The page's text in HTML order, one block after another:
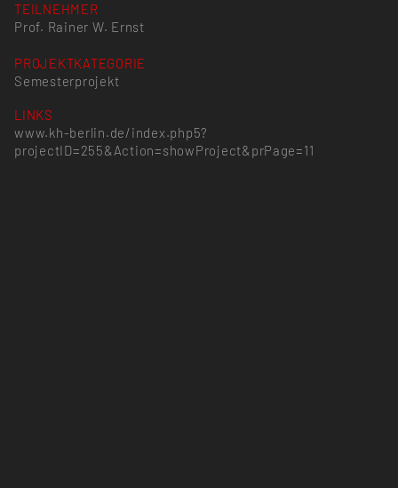
TEILNEHMER
Prof. Rainer W. Ernst
PROJEKTKATEGORIE
Semesterprojekt
LINKS
www.kh-berlin.de/index.php5?
projectID=255&Action=showProject&prPage=11